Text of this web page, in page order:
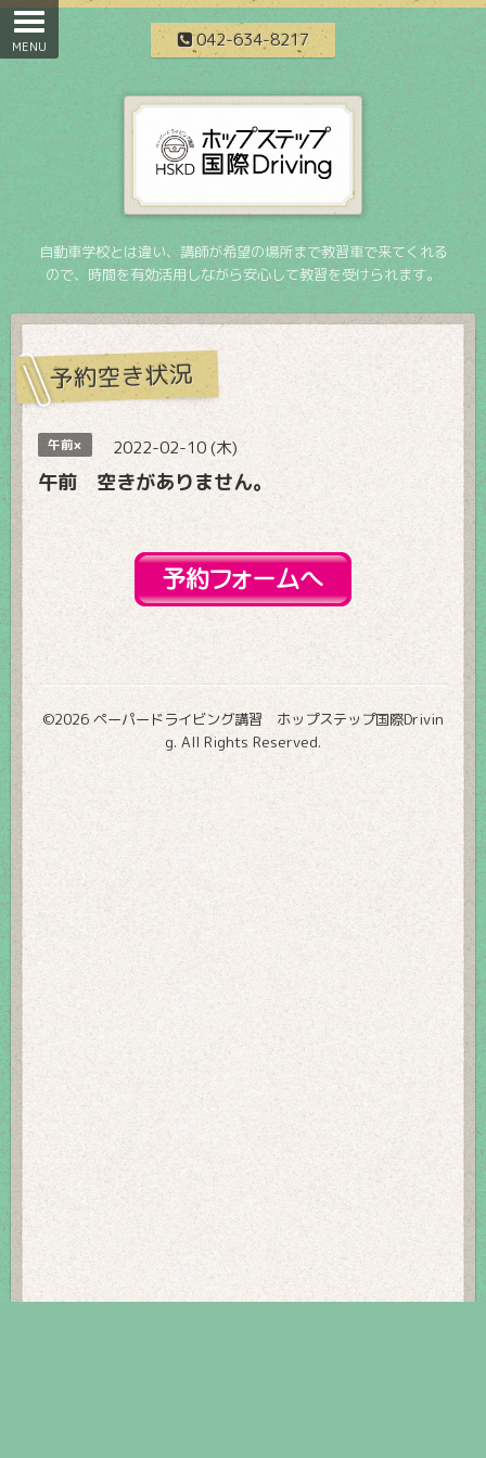
042-634-8217
自動車学校とは違い、講師が希望の場所まで教習車で来てくれる
ので、時間を有効活用しながら安心して教習を受けられます。
予約空き状況
午前× 2022-02-10 (木)
午前 空きがありません。
©2026 ペーパードライビング講習 ホップステップ国際Drivin
g. All Rights Reserved.